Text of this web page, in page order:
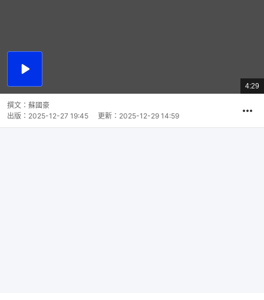
播
總
共
4:29
撰文： 蘇國豪
出版： 2025-12-27 19:45 更新： 2025-12-29 14:59